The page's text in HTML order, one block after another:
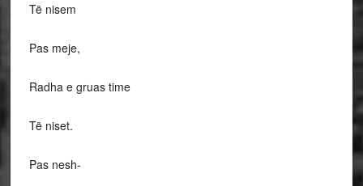
Të nisem
Pas meje,
Radha e gruas time
Të niset.
Pas nesh-